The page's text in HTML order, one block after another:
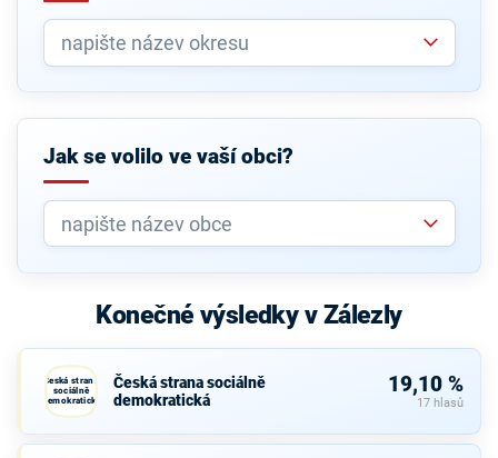
Jak se volilo ve vaší obci?
Konečné výsledky v Zálezly
Česká strana
sociálně
demokratická
Česká strana sociálně
demokratická
19,10 %
17 hlasů